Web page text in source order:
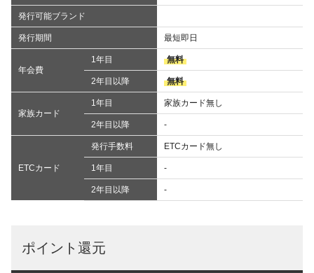
発行可能ブランド
発行期間 最短即日
年会費
1年目 無料
2年目以降 無料
家族カード
1年目 家族カード無し
2年目以降 -
ETCカード
発行手数料 ETCカード無し
1年目 -
2年目以降 -
ポイント還元